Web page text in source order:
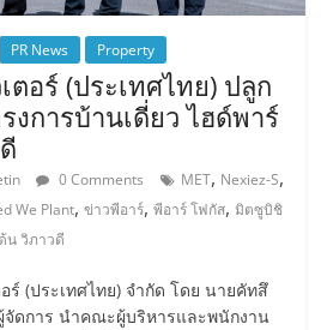
PR News Property
ตอร์ (ประเทศไทย) ปลูก
การบ้านเดี่ยว ไฮด์พาร์
0 Comments MET, Nexiez-S,
We Plant,ข่าวพีอาร์,พีอาร์ โฟกัส,มิตซูบิชิ
น วิภาวดี
ร์ (ประเทศไทย) จำกัด โดย นายคัทสึ
จัดการ นำคณะผู้บริหารและพนักงาน